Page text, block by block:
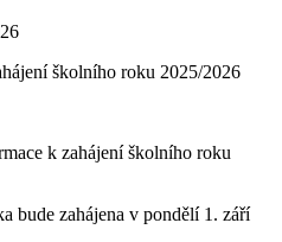
školního roku 2025/2026
k zahájení školního roku
bude zahájena v pondělí 1. září
hodině. Provoz školní